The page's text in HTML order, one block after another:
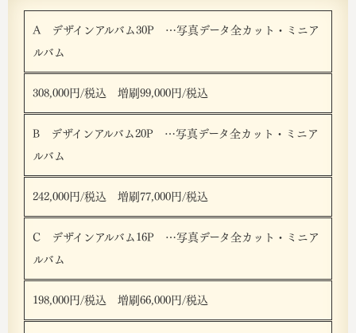
A デザインアルバム30P …写真データ全カット・ミニア
ルバム
308,000円/税込 増刷99,000円/税込
B デザインアルバム20P …写真データ全カット・ミニア
ルバム
242,000円/税込 増刷77,000円/税込
C デザインアルバム16P …写真データ全カット・ミニア
ルバム
198,000円/税込 増刷66,000円/税込